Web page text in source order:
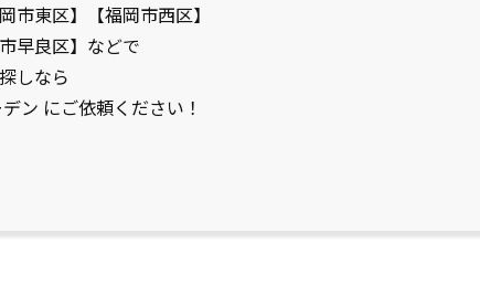
市東区】【福岡市西区】
早良区】などで
しなら
ン にご依頼ください！